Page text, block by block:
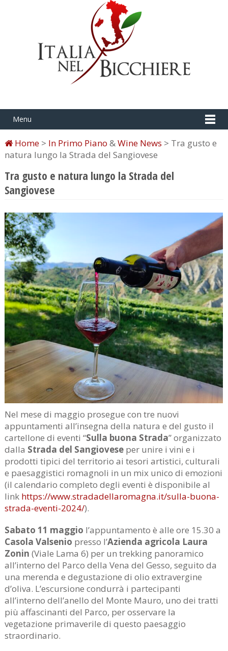
Menu
Home> In Primo Piano &Wine News > Tra gusto e
natura lungo la Strada del Sangiovese
Tra gusto e natura lungo la Strada del
Sangiovese
Nel mese di maggio prosegue con tre nuovi
appuntamenti all’insegna della natura e del gusto il
cartellone di eventi “Sulla buona Strada” organizzato
dalla Strada del Sangioveseper unire i vini e i
prodotti tipici del territorio ai tesori artistici, culturali
e paesaggistici romagnoli in un mix unico di emozioni
(il calendario completo degli eventi è disponibile al
link https://www.stradadellaromagna.it/sulla-buona-
strada-eventi-2024/).
Sabato 11 maggio l’appuntamento è alle ore 15.30 a
Casola Valsenio presso l’Azienda agricola Laura
Zonin (Viale Lama 6) per un trekking panoramico
all’interno del Parco della Vena del Gesso, seguito da
una merenda e degustazione di olio extravergine
d’oliva. L’escursione condurrà i partecipanti
all’interno dell’anello del Monte Mauro, uno dei tratti
più affascinanti del Parco, per osservare la
vegetazione primaverile di questo paesaggio
straordinario.